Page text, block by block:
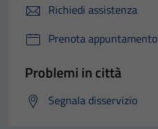
Richiedi assistenza
Prenota appuntamento
Problemi in città
Segnala disservizio